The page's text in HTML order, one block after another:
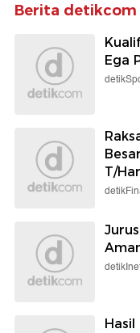
Berita detikcom
Ega
T/